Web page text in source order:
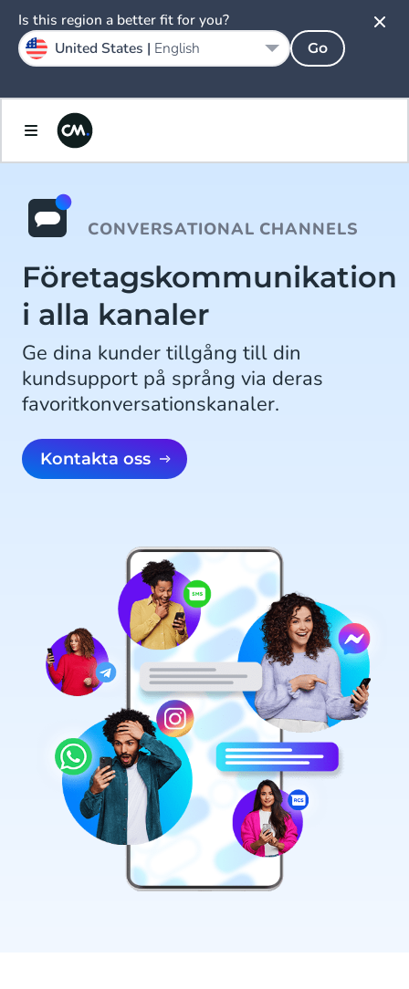
CONVERSATIONAL CHANNELS
Företagskommunikation
i alla kanaler
Ge dina kunder tillgång till din
kundsupport på språng via deras
favoritkonversationskanaler.
Kontakta oss
Is this region a better fit for you?
United States | English Go